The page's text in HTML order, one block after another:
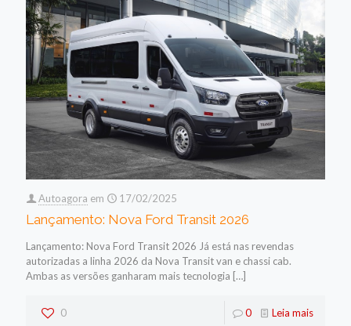
Autoagora em 17/02/2025
Lançamento: Nova Ford Transit 2026
Lançamento: Nova Ford Transit 2026 Já está nas revendas
autorizadas a linha 2026 da Nova Transit van e chassi cab.
Ambas as versões ganharam mais tecnologia […]
0 0 Leia mais